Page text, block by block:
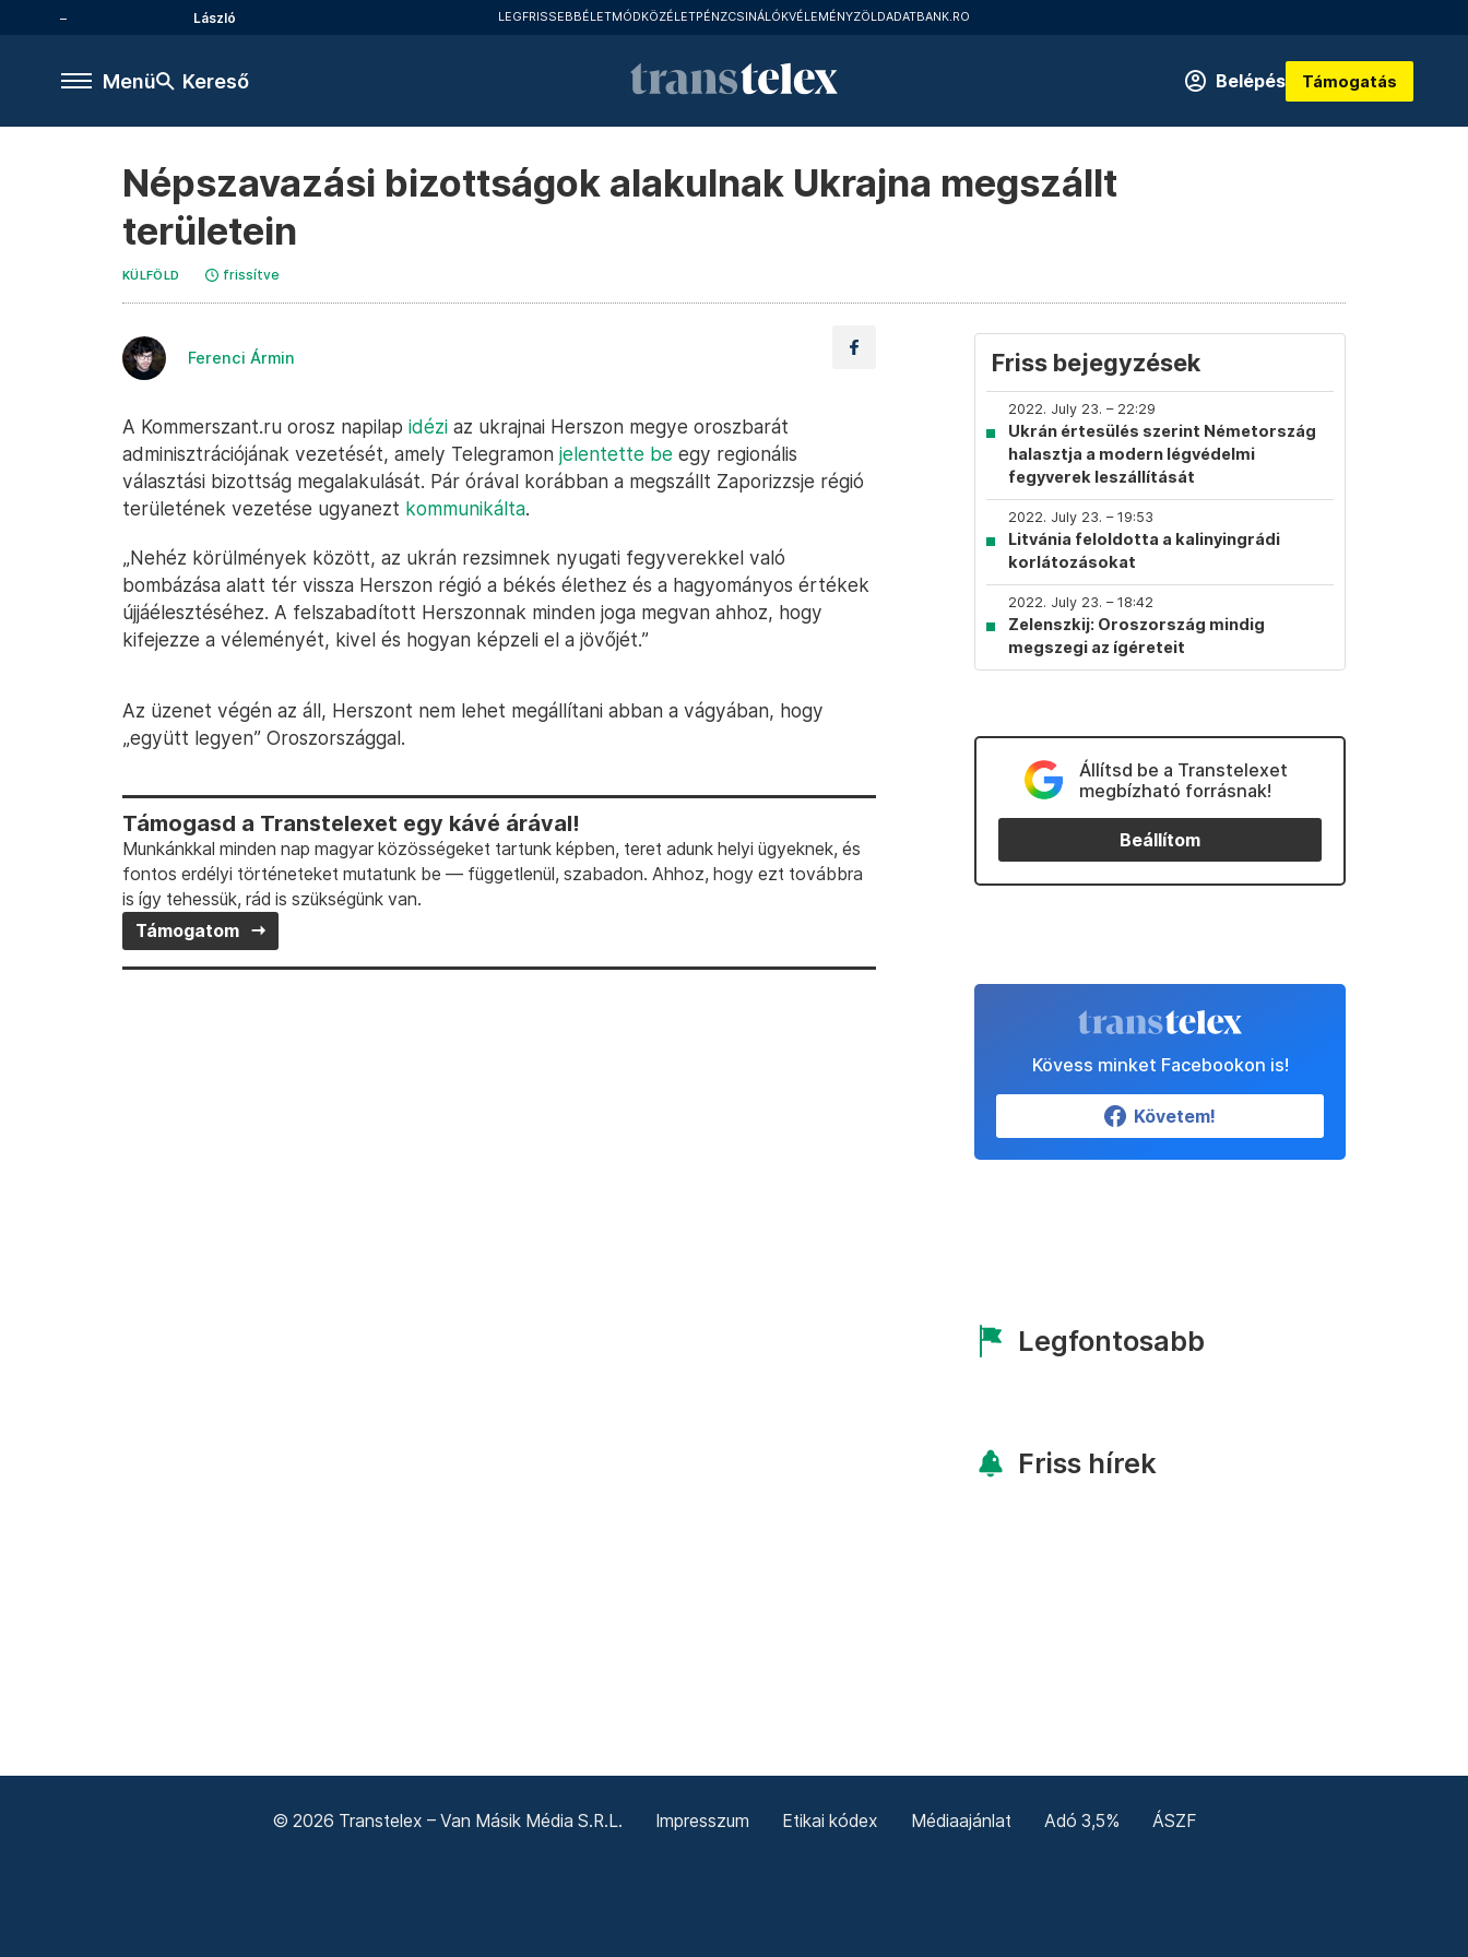
László LEGFRISSEBBÉLETMÓDKÖZÉLETPÉNZCSINÁLÓKVÉLEMÉNYZÖLDADATBANK.RO
Menü Kereső Belépés Támogatás
Népszavazási bizottságok alakulnak Ukrajna megszállt
területein
KÜLFÖLD frissítve
Ferenci Ármin
A Kommerszant.ru orosz napilap idézi az ukrajnai Herszon megye oroszbarát
adminisztrációjának vezetését, amely Telegramon jelentette be egy regionális
választási bizottság megalakulását. Pár órával korábban a megszállt Zaporizzsje régió
területének vezetése ugyanezt kommunikálta.
„Nehéz körülmények között, az ukrán rezsimnek nyugati fegyverekkel való
bombázása alatt tér vissza Herszon régió a békés élethez és a hagyományos értékek
újjáélesztéséhez. A felszabadított Herszonnak minden joga megvan ahhoz, hogy
kifejezze a véleményét, kivel és hogyan képzeli el a jövőjét.”
Az üzenet végén az áll, Herszont nem lehet megállítani abban a vágyában, hogy
„együtt legyen” Oroszországgal.
Támogasd a Transtelexet egy kávé árával!
Munkánkkal minden nap magyar közösségeket tartunk képben, teret adunk helyi ügyeknek, és
fontos erdélyi történeteket mutatunk be — függetlenül, szabadon. Ahhoz, hogy ezt továbbra
is így tehessük, rád is szükségünk van.
Támogatom
Friss bejegyzések
2022. July 23. – 22:29
Ukrán értesülés szerint Németország
halasztja a modern légvédelmi
fegyverek leszállítását
2022. July 23. – 19:53
Litvánia feloldotta a kalinyingrádi
korlátozásokat
2022. July 23. – 18:42
Zelenszkij: Oroszország mindig
megszegi az ígéreteit
Állítsd be a Transtelexet
megbízható forrásnak!
Beállítom
Kövess minket Facebookon is!
Követem!
Legfontosabb
Friss hírek
© 2026 Transtelex – Van Másik Média S.R.L. Impresszum Etikai kódex Médiaajánlat Adó 3,5% ÁSZF